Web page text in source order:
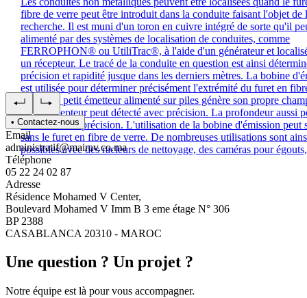
fibre de verre peut être introduit dans la conduite faisant l'objet de
recherche. Il est muni d'un toron en cuivre intégré de sorte qu'il
alimenté par des systèmes de localisation de conduites, comme
FERROPHON® ou UtiliTrac®, à l'aide d'un générateur et
un récepteur. Le tracé de la conduite en question est ainsi
précision et rapidité jusque dans les derniers mètres. La bobine
est utilisée pour déterminer précisément l'extrémité du furet en
verre. Ce petit émetteur alimenté sur piles génère son propre
qu'un récepteur peut détecté avec précision. La profondeur aussi
mesurée avec précision. L'utilisation de la bobine d'émission peut
sans le furet en fibre de verre. De nombreuses utilisations sont
possibles avec des racleurs de nettoyage, des caméras pour
• Contactez-nous
Email
administratif@mairav.co.ma
Téléphone
05 22 24 02 87
Adresse
Résidence Mohamed V Center,
Boulevard Mohamed V Imm B 3 eme étage N° 306
BP 2388
CASABLANCA 20310 - MAROC
Une question ? Un projet ?
Notre équipe est là pour vous accompagner.